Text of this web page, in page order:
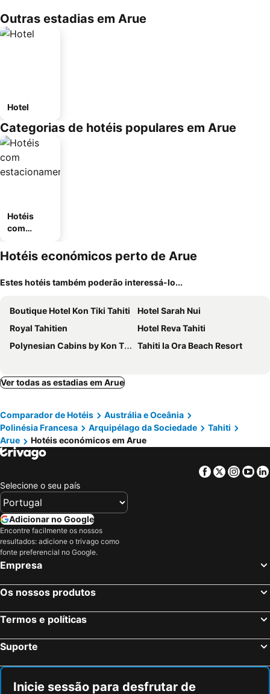
Outras estadias em Arue
Hotel
Categorias de hotéis populares em Arue
Hotéis
com
mento
Hotéis económicos perto de Arue
Estes hotéis também poderão interessá-lo...
Boutique Hotel Kon Tiki Tahiti
Hotel Sarah Nui
Royal Tahitien
Hotel Reva Tahiti
Polynesian Cabins by Kon Tiki
Tahiti Ia Ora Beach Resort
Ver todas as estadias em Arue
Comparador de Hotéis
Austrália e Oceânia
Polinésia Francesa
Arquipélago da Sociedade
Tahiti
Arue
Hotéis económicos em Arue
Facebook
Twitter
Selecione o seu país
Adicionar no Google
Encontre facilmente os nossos
resultados: adicione o trivago como
fonte preferencial no Google.
Empresa
Os nossos produtos
Termos e políticas
Suporte
Inicie sessão para desfrutar de